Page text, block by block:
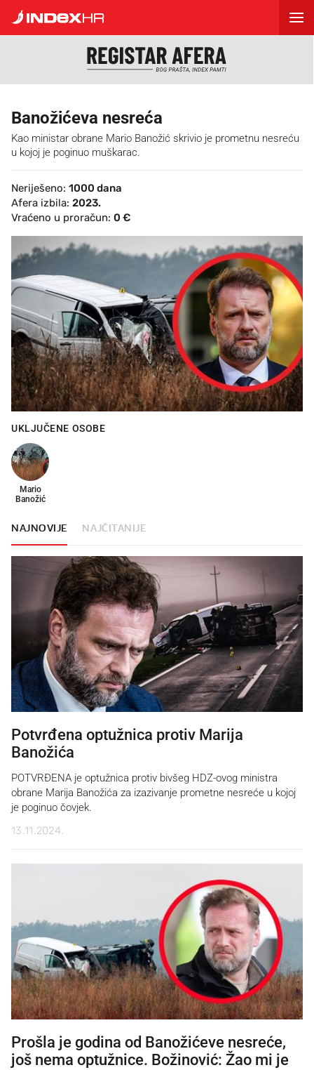
Banožićeva nesreća
Kao ministar obrane Mario Banožić skrivio je prometnu nesreću
u kojoj je poginuo muškarac.
Neriješeno: 1000 dana
Afera izbila: 2023.
Vraćeno u proračun: 0 €
UKLJUČENE OSOBE
Mario
Banožić
NAJNOVIJE NAJČITANIJE
Potvrđena optužnica protiv Marija
Banožića
POTVRĐENA je optužnica protiv bivšeg HDZ-ovog ministra
obrane Marija Banožića za izazivanje prometne nesreće u kojoj
je poginuo čovjek.
13.11.2024.
Prošla je godina od Banožićeve nesreće,
još nema optužnice. Božinović: Žao mi je